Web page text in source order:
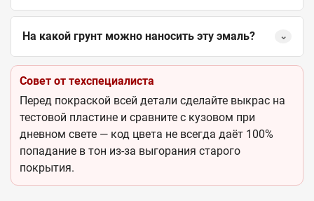
На какой грунт можно наносить эту эмаль? ⌄
Совет от техспециалиста
Перед покраской всей детали сделайте выкрас на
тестовой пластине и сравните с кузовом при
дневном свете — код цвета не всегда даёт 100%
попадание в тон из-за выгорания старого
покрытия.